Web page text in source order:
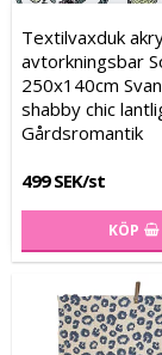
Textilvaxduk
avtorkningsbar
250x140cm
shabby chic
Gårdsromantik
499 SEK/st
KÖP